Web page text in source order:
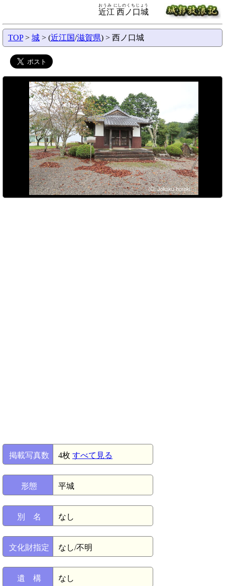
近江 西ノ口城
おうみ にしのくちじょう
TOP> 城 > (近江国/滋賀県) > 西ノ口城
掲載写真数 4枚 すべて見る
形態 平城
別 名 なし
文化財指定 なし/不明
遺 構 なし